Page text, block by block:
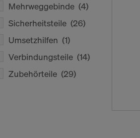
Mehrweggebinde (4)
Sicherheitsteile (26)
Umsetzhilfen (1)
Verbindungsteile (14)
Zubehörteile (29)